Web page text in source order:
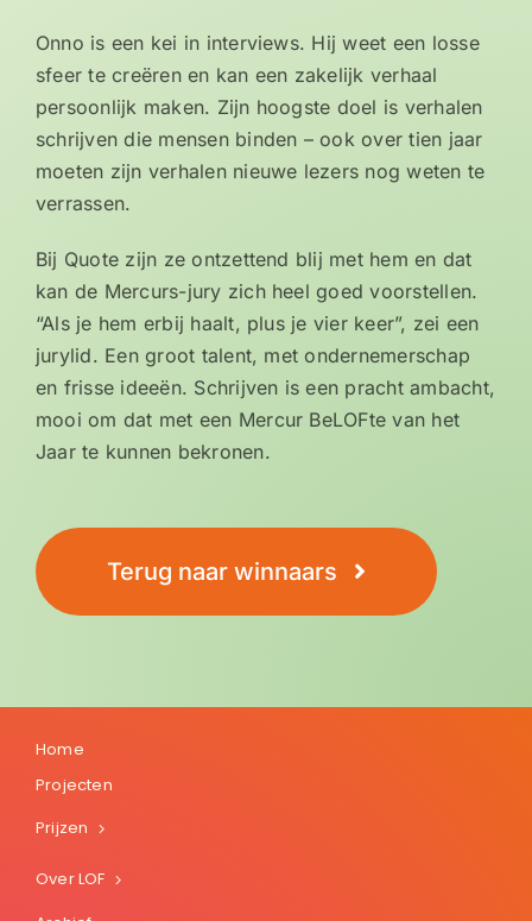
Onno is een kei in interviews. Hij weet een losse
sfeer te creëren en kan een zakelijk verhaal
persoonlijk maken. Zijn hoogste doel is verhalen
schrijven die mensen binden – ook over tien jaar
moeten zijn verhalen nieuwe lezers nog weten te
verrassen.
Bij Quote zijn ze ontzettend blij met hem en dat
kan de Mercurs-jury zich heel goed voorstellen.
“Als je hem erbij haalt, plus je vier keer”, zei een
jurylid. Een groot talent, met ondernemerschap
en frisse ideeën. Schrijven is een pracht ambacht,
mooi om dat met een Mercur BeLOFte van het
Jaar te kunnen bekronen.
Terug naar winnaars
Home
Projecten
Prijzen
Over LOF